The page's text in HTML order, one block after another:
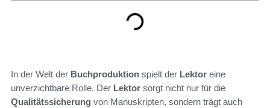
In der Welt der Buchproduktion spielt der Lektor eine
unverzichtbare Rolle. Der Lektor sorgt nicht nur für die
Qualitätssicherung von Manuskripten, sondern trägt auch